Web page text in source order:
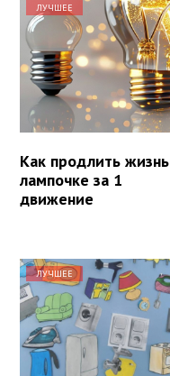
ЛУЧШЕЕ
Как продлить жизнь
лампочке за 1
движение
ЛУЧШЕЕ